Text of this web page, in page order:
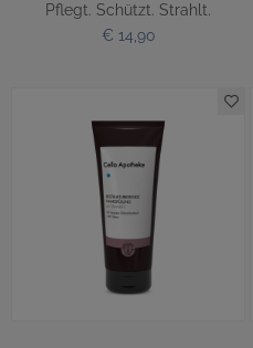
Pflegt. Schützt. Strahlt.
€ 14,90